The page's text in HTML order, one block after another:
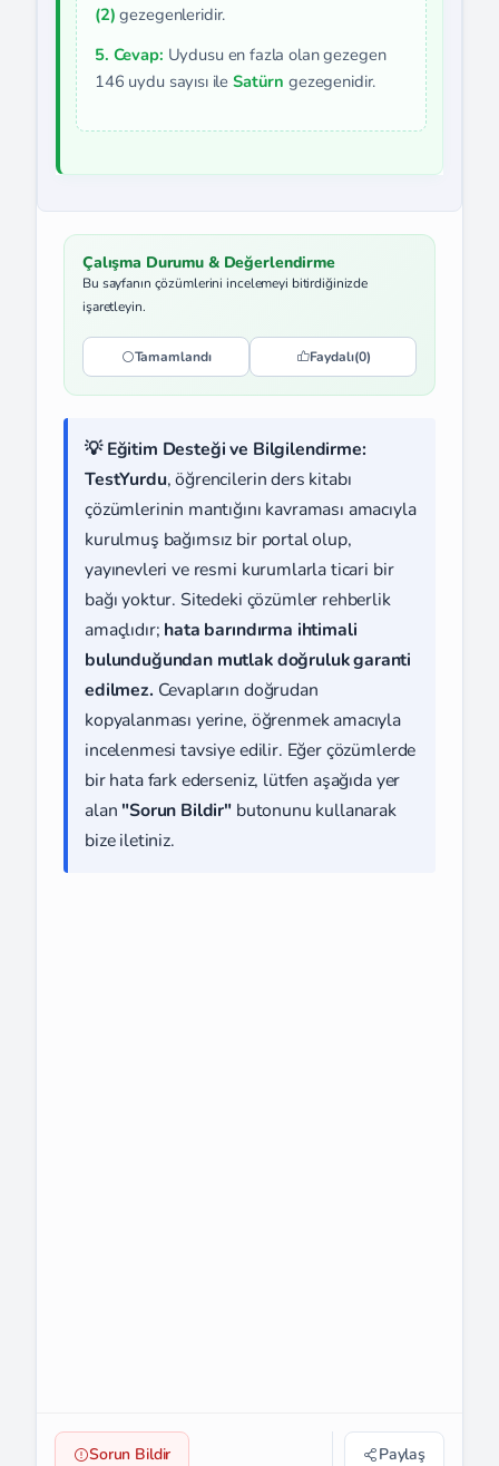
(2) gezegenleridir.
5. Cevap: Uydusu en fazla olan gezegen
146 uydu sayısı ileSatürn gezegenidir.
Çalışma Durumu & Değerlendirme
Bu sayfanın çözümlerini incelemeyi bitirdiğinizde
işaretleyin.
Tamamlandı Faydalı(0)
💡 Eğitim Desteği ve Bilgilendirme:
TestYurdu, öğrencilerin ders kitabı
çözümlerinin mantığını kavraması amacıyla
kurulmuş bağımsız bir portal olup,
yayınevleri ve resmi kurumlarla ticari bir
bağı yoktur. Sitedeki çözümler rehberlik
amaçlıdır; hata barındırma ihtimali
bulunduğundan mutlak doğruluk garanti
edilmez. Cevapların doğrudan
kopyalanması yerine, öğrenmek amacıyla
incelenmesi tavsiye edilir. Eğer çözümlerde
bir hata fark ederseniz, lütfen aşağıda yer
alan "Sorun Bildir" butonunu kullanarak
bize iletiniz.
Sorun Bildir Paylaş